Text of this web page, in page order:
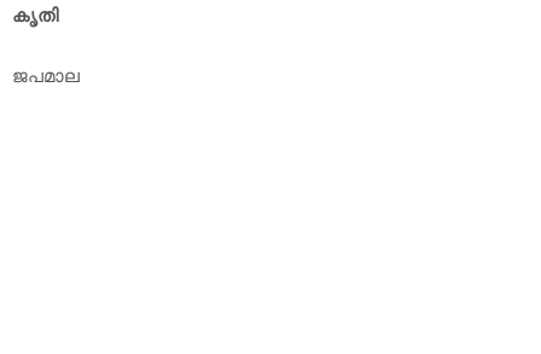
കൃതി
ജപമാല